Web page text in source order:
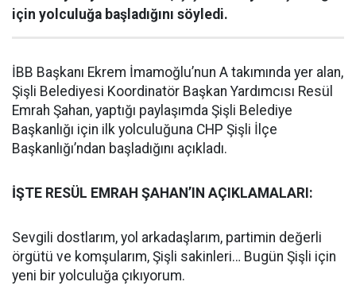
için yolculuğa başladığını söyledi.
İBB Başkanı Ekrem İmamoğlu’nun A takımında yer alan,
Şişli Belediyesi Koordinatör Başkan Yardımcısı Resül
Emrah Şahan, yaptığı paylaşımda Şişli Belediye
Başkanlığı için ilk yolculuğuna CHP Şişli İlçe
Başkanlığı’ndan başladığını açıkladı.
İŞTE RESÜL EMRAH ŞAHAN’IN AÇIKLAMALARI:
Sevgili dostlarım, yol arkadaşlarım, partimin değerli
örgütü ve komşularım, Şişli sakinleri… Bugün Şişli için
yeni bir yolculuğa çıkıyorum.